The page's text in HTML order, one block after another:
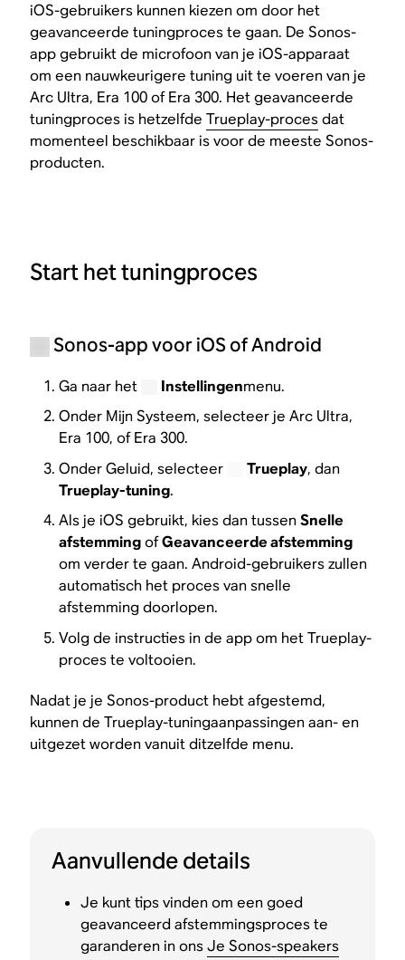
iOS-gebruikers kunnen kiezen om door het
geavanceerde tuningproces te gaan. De Sonos-
app gebruikt de microfoon van je iOS-apparaat
om een nauwkeurigere tuning uit te voeren van je
Arc Ultra, Era 100 of Era 300. Het geavanceerde
tuningproces is hetzelfdeTrueplay-procesdat
momenteel beschikbaar is voor de meeste Sonos-
producten.
Start het tuningproces
Sonos-app voor iOS of Android
Ga naar het Instellingenmenu.
Onder Mijn Systeem, selecteer je Arc Ultra,
Era 100, of Era 300.
Onder Geluid, selecteer
Trueplay, dan
Trueplay-tuning.
Als je iOS gebruikt, kies dan tussenSnelle
afstemmingofGeavanceerde afstemming
om verder te gaan. Android-gebruikers zullen
automatisch het proces van snelle
afstemming doorlopen.
Volg de instructies in de app om het Trueplay-
proces te voltooien.
Nadat je je Sonos-product hebt afgestemd,
kunnen de Trueplay-tuningaanpassingen aan- en
uitgezet worden vanuit ditzelfde menu.
Aanvullende details
Je kunt tips vinden om een goed
geavanceerd afstemmingsproces te
garanderen in onsJe Sonos-speakers